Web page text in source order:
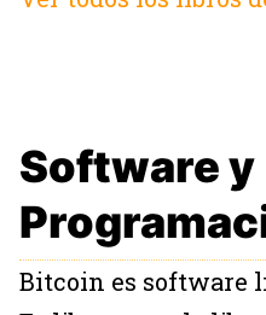
Software y
Bitcoin es software